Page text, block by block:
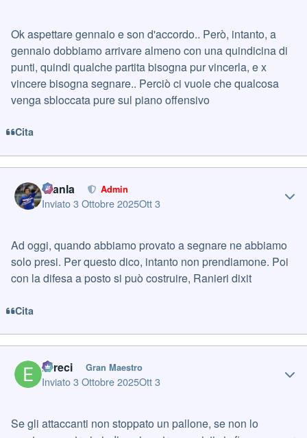
Ok aspettare gennaio e son d'accordo.. Però, intanto, a
gennaio dobbiamo arrivare almeno con una quindicina di
punti, quindi qualche partita bisogna pur vincerla, e x
vincere bisogna segnare.. Perciò ci vuole che qualcosa
venga sbloccata pure sul piano offensivo
Cita
Gianla Admin
Inviato3 Ottobre 2025Ott 3
Ad oggi, quando abbiamo provato a segnare ne abbiamo
solo presi. Per questo dico, intanto non prendiamone. Poi
con la difesa a posto si può costruire, Ranieri dixit
Cita
Erreci Gran Maestro
Inviato3 Ottobre 2025Ott 3
Se gli attaccanti non stoppato un pallone, se non lo